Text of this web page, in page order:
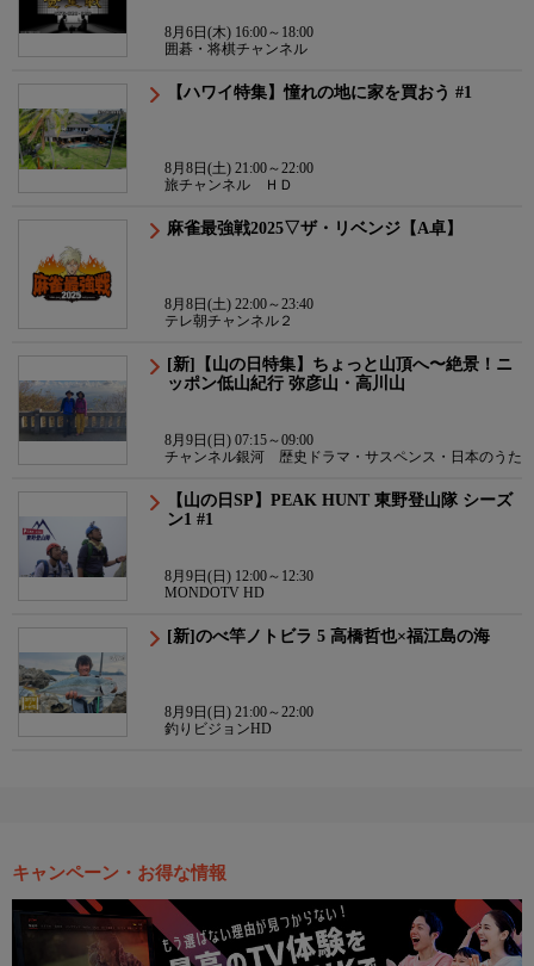
8月6日(木) 16:00～18:00
囲碁・将棋チャンネル
【ハワイ特集】憧れの地に家を買おう #1
8月8日(土) 21:00～22:00
旅チャンネル ＨＤ
麻雀最強戦2025▽ザ・リベンジ【A卓】
8月8日(土) 22:00～23:40
テレ朝チャンネル２
[新]【山の日特集】ちょっと山頂へ〜絶景！ニ
ッポン低山紀行 弥彦山・高川山
8月9日(日) 07:15～09:00
チャンネル銀河 歴史ドラマ・サスペンス・日本のうた
【山の日SP】PEAK HUNT 東野登山隊 シーズ
ン1 #1
8月9日(日) 12:00～12:30
MONDOTV HD
[新]のべ竿ノトビラ 5 高橋哲也×福江島の海
8月9日(日) 21:00～22:00
釣りビジョンHD
キャンペーン・お得な情報